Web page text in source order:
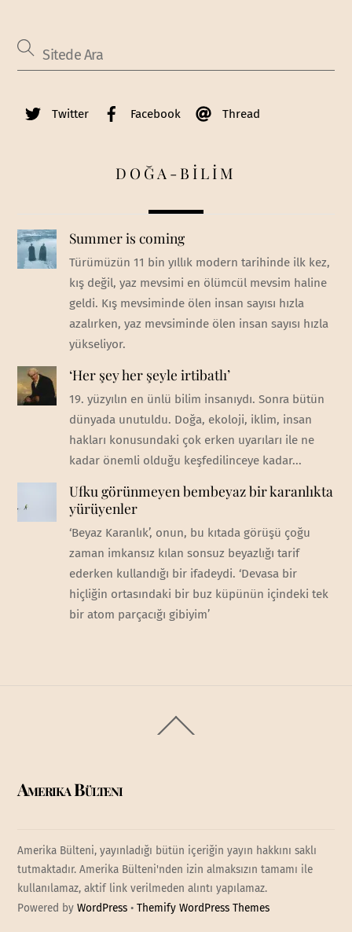
Twitter Facebook Thread
DOĞA-BİLİM
Summer is coming
Türümüzün 11 bin yıllık modern tarihinde ilk kez,
kış değil, yaz mevsimi en ölümcül mevsim haline
geldi. Kış mevsiminde ölen insan sayısı hızla
azalırken, yaz mevsiminde ölen insan sayısı hızla
yükseliyor.
‘Her şey her şeyle irtibatlı’
19. yüzyılın en ünlü bilim insanıydı. Sonra bütün
dünyada unutuldu. Doğa, ekoloji, iklim, insan
hakları konusundaki çok erken uyarıları ile ne
kadar önemli olduğu keşfedilinceye kadar...
Ufku görünmeyen bembeyaz bir karanlıkta
yürüyenler
‘Beyaz Karanlık’, onun, bu kıtada görüşü çoğu
zaman imkansız kılan sonsuz beyazlığı tarif
ederken kullandığı bir ifadeydi. ‘Devasa bir
hiçliğin ortasındaki bir buz küpünün içindeki tek
bir atom parçacığı gibiyim’
To
Amerika Bülteni
Amerika Bülteni, yayınladığı bütün içeriğin yayın hakkını saklı
tutmaktadır. Amerika Bülteni'nden izin almaksızın tamamı ile
kullanılamaz, aktif link verilmeden alıntı yapılamaz.
Powered byWordPress •Themify WordPress Themes